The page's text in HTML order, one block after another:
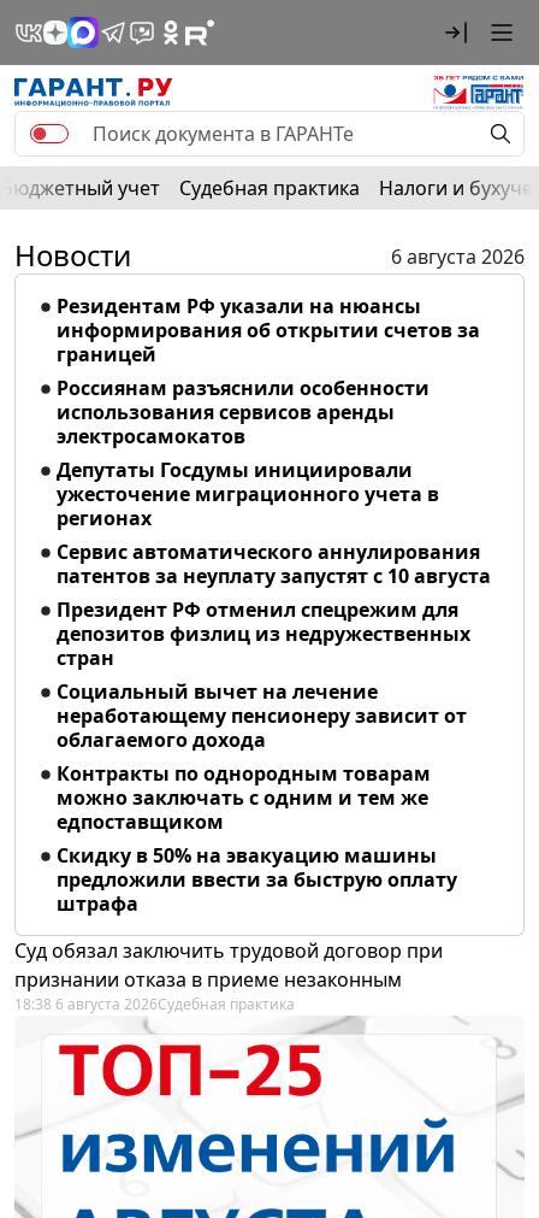
Бюджетный учет Судебная практика Налоги и
Новости
6 августа 2026
Резидентам РФ указали на нюансы
информирования об открытии счетов за
границей
Россиянам разъяснили особенности
использования сервисов аренды
электросамокатов
Депутаты Госдумы инициировали
ужесточение миграционного учета в
регионах
Сервис автоматического аннулирования
патентов за неуплату запустят с 10 августа
Президент РФ отменил спецрежим для
депозитов физлиц из недружественных
стран
Социальный вычет на лечение
неработающему пенсионеру зависит от
облагаемого дохода
Контракты по однородным товарам
можно заключать с одним и тем же
едпоставщиком
Скидку в 50% на эвакуацию машины
предложили ввести за быструю оплату
штрафа
Суд обязал заключить трудовой договор при
признании отказа в приеме незаконным
18:38 6 августа 2026Судебная практика